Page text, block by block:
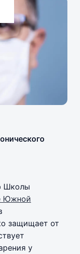
Школы
Южной
защищает от
у